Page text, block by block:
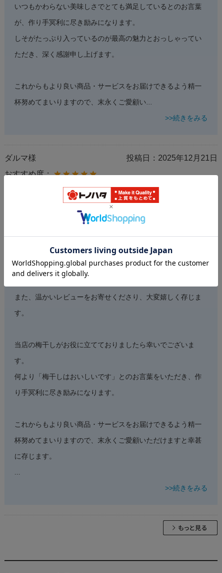
いつもかわらない美味しさでとても満足しているとのお言葉
が、作り手冥利に尽き励みになります。
しそがたっぷり入っているのが最高の魅力とおっしゃってい
ただき、深く感謝申し上げます。
これからもより良い商品・サービスをお届けできるよう精一
杯努めてまいりますので、末永くご愛顧い...
>>続きをみる
ダルマ様 投稿日： 2025年12月21日
おすすめ度：
紫蘇で健康維持でき、何より梅干しはおいしい
お店からのコメント
この度は当店をご利用いただき、誠にありがとうございま
また、温かいレビューをお寄せくださり、大変嬉しく存じま
す。
当店の梅干しがお役に立てておりましたら幸いでございま
す。
何より「梅干しはおいしいです」とのお言葉をいただき、作
り手冥利に尽き励みになります。
これからもより良い商品・サービスをお届けできるよう精一
杯努めてまいりますので、末永くご愛顧いただけますと幸甚
に存じます。
...
>>続きをみる